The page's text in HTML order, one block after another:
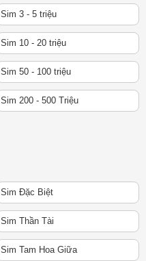
Sim 3 - 5 triệu
Sim 10 - 20 triệu
Sim 50 - 100 triệu
Sim 200 - 500 Triệu
Sim Đặc Biệt
Sim Thần Tài
Sim Tam Hoa Giữa